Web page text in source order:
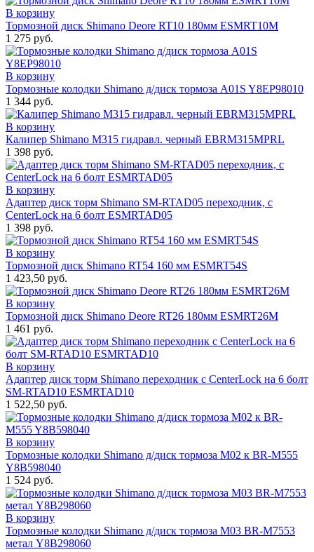
В корзину
Тормозной диск Shimano Deore RT10 180мм ESMRT10M
1 275 руб.
В корзину
Тормозные колодки Shimano д/диск тормоза A01S Y8EP98010
1 344 руб.
В корзину
Калипер Shimano M315 гидравл. черный EBRM315MPRL
1 398 руб.
В корзину
Адаптер диск торм Shimano SM-RTAD05 переходник, с
CenterLock на 6 болт ESMRTAD05
1 398 руб.
В корзину
Тормозной диск Shimano RT54 160 мм ESMRT54S
1 423,50 руб.
В корзину
Тормозной диск Shimano Deore RT26 180мм ESMRT26M
1 461 руб.
В корзину
Адаптер диск торм Shimano переходник с CenterLock на 6 болт
SM-RTAD10 ESMRTAD10
1 522,50 руб.
В корзину
Тормозные колодки Shimano д/диск тормоза M02 к BR-M555
Y8B598040
1 524 руб.
В корзину
Тормозные колодки Shimano д/диск тормоза M03 BR-M7553
метал Y8B298060